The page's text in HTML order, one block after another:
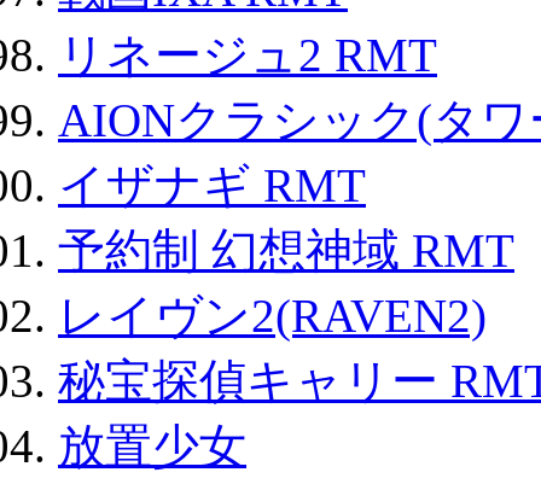
リネージュ2 RMT
AIONクラシック(タ
イザナギ RMT
予約制 幻想神域 RMT
レイヴン2(RAVEN2)
秘宝探偵キャリー
放置少女